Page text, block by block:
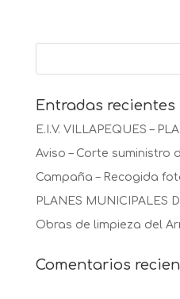
Entradas recientes
E.I.V. VILLAPEQUES –
Aviso – Corte suministro
Campaña – Recogida
PLANES MUNICIPALES
Obras de limpieza del
Comentarios